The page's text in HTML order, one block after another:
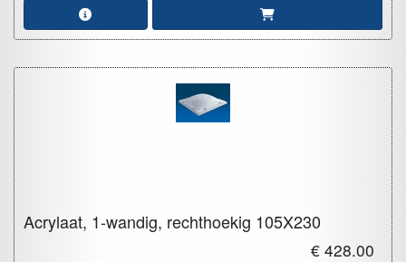
Acrylaat, 1-wandig, rechthoekig 105X230
€ 428.00